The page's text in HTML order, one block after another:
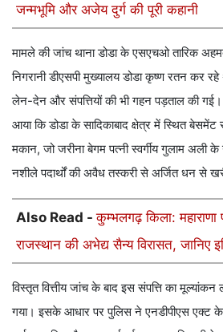
जन्मभूमि और अजेय दुर्ग की पूरी कहानी
मामले की जांच थाना डोडा के एसएचओ तारिक
निगरानी डीएसपी मुख्यालय डोडा कृष्ण रतन कर रहे
लेन-देन और संपत्तियों की भी गहन पड़ताल की
आया कि डोडा के सादिकाबाद क्षेत्र में स्थित बेसमेंट
मकान, जो जरीना बेगम पत्नी स्वर्गीय गुलाम अली
नशीले पदार्थों की अवैध तस्करी से अर्जित धन से
Also Read -कुम्भलगढ़ किला:
राजस्थान की अभेद्य सैन्य विरासत, जानिए
विस्तृत वित्तीय जांच के बाद इस संपत्ति का
गया। इसके आधार पर पुलिस ने एनडीपीएस एक्ट के